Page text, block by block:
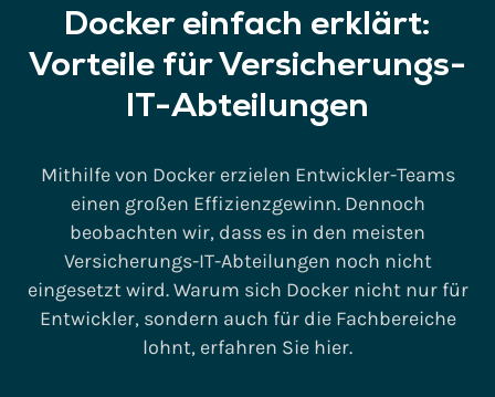
Suchen
Docker einfach erklärt:
Vorteile für Versicherungs-
IT-Abteilungen
Mithilfe von Docker erzielen Entwickler-Teams
einen großen Effizienzgewinn. Dennoch
beobachten wir, dass es in den meisten
Versicherungs-IT-Abteilungen noch nicht
eingesetzt wird. Warum sich Docker nicht nur für
Entwickler, sondern auch für die Fachbereiche
lohnt, erfahren Sie hier.